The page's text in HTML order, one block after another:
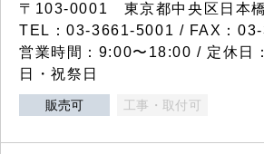
〒103-0001 東京都中央区日本
TEL：03-3661-5001 / FAX：
営業時間：9:00〜18:00 / 定休日
日・祝祭日
販売可 工事・取付可